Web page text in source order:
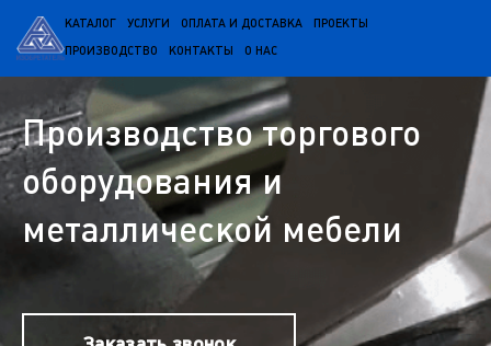
КАТАЛОГ УСЛУГИ ОПЛАТА И ДОСТАВКА ПРОЕКТЫ
ПРОИЗВОДСТВО КОНТАКТЫ О НАС
Производство торгового
оборудования и
металлической мебели